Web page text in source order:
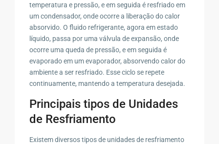
temperatura e pressão, e em seguida é resfriado em
um condensador, onde ocorre a liberação do calor
absorvido. O fluido refrigerante, agora em estado
líquido, passa por uma válvula de expansão, onde
ocorre uma queda de pressão, e em seguida é
evaporado em um evaporador, absorvendo calor do
ambiente a ser resfriado. Esse ciclo se repete
continuamente, mantendo a temperatura desejada.
Principais tipos de Unidades
de Resfriamento
Existem diversos tipos de unidades de resfriamento